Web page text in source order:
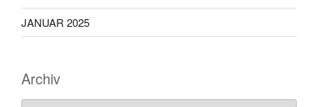
JANUAR 2025
Archiv